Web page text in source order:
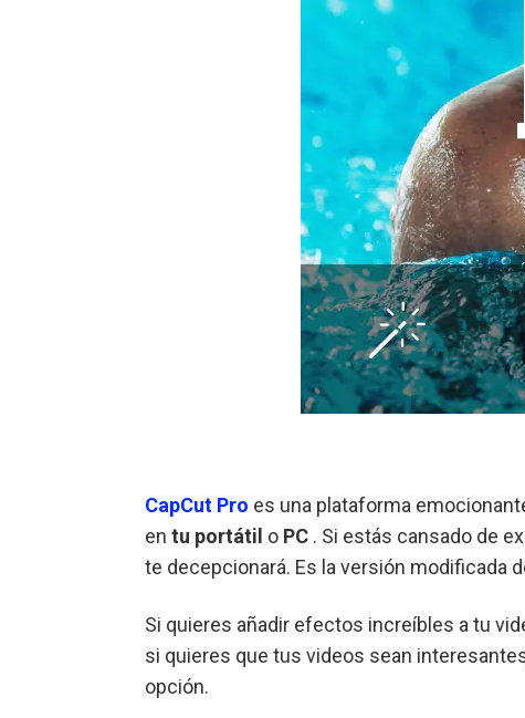
CapCut Pro es una plataforma
en tu portátil o PC . Si estás cansado de
te decepcionará. Es la versión modificada
Si quieres añadir efectos increíbles a tu
si quieres que tus videos sean
opción.